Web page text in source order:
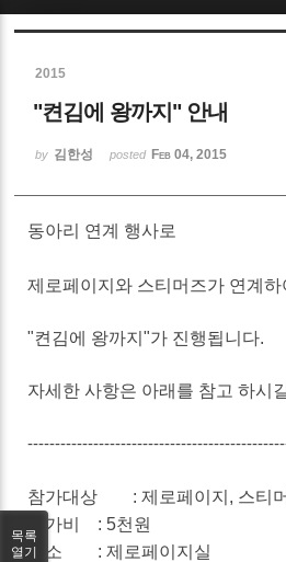
2015
"켠김에 왕까지" 안내
by 김한성 posted Feb 04, 2015
동아리 연계 행사로
제로페이지와 스티머즈가 연계하
"켠김에 왕까지"가 진행됩니다.
자세한 사항은 아래를 참고 하시
참가대상
: 제로페이지, 스티
참가비
: 5천원
장소
: 제로페이지실
목록
열기
Sketchbook5, 스케
Sketchbook5, 스케